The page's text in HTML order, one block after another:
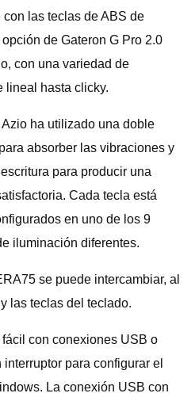
las teclas de ABS de
de Gateron G Pro 2.0
con una variedad de
lineal hasta clicky.
ha utilizado una doble
absorber las vibraciones y
para producir una
Cada tecla está
en uno de los 9
iluminación diferentes.
se puede intercambiar, al
las teclas del teclado.
con conexiones USB o
para configurar el
La conexión USB con